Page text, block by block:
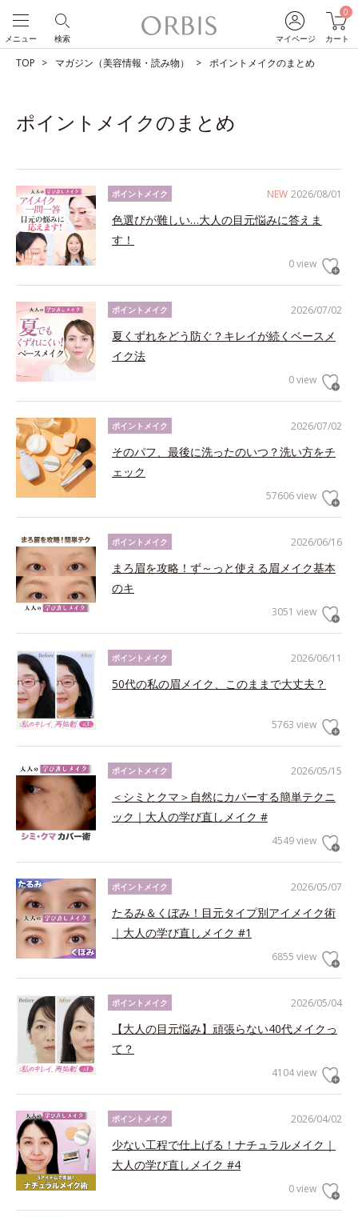
マイページ
0
カート
検索
メニュー
TOP マガジン（美容情報・読み物） ポイントメイクのまとめ
ポイントメイクのまとめ
NEW 2026/08/01
ポイントメイク
色選びが難しい…大人の目元悩みに答えま
す！
0 view
2026/07/02
ポイントメイク
夏くずれをどう防ぐ？キレイが続くベースメ
イク法
0 view
2026/07/02
ポイントメイク
そのパフ、最後に洗ったのいつ？洗い方をチ
ェック
57606 view
2026/06/16
ポイントメイク
まろ眉を攻略！ず～っと使える眉メイク基本
のキ
3051 view
2026/06/11
ポイントメイク
50代の私の眉メイク、このままで大丈夫？
5763 view
2026/05/15
ポイントメイク
＜シミとクマ＞自然にカバーする簡単テクニ
ック｜大人の学び直しメイク #
4549 view
2026/05/07
ポイントメイク
たるみ＆くぼみ！目元タイプ別アイメイク術
｜大人の学び直しメイク #1
6855 view
2026/05/04
ポイントメイク
【大人の目元悩み】頑張らない40代メイクっ
て？
4104 view
2026/04/02
ポイントメイク
少ない工程で仕上げる！ナチュラルメイク｜
大人の学び直しメイク #4
0 view